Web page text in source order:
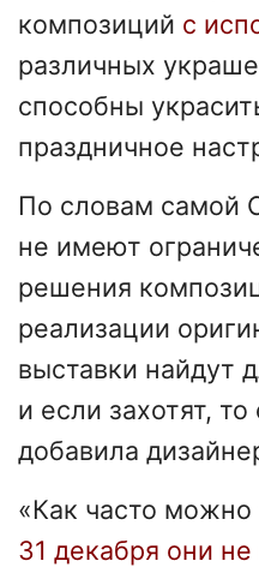
композиций с
различных
способны
праздничное
По словам самой
не имеют
решения
реализации
выставки найдут
и если захотят,
добавила
«Как часто
31 декабря они